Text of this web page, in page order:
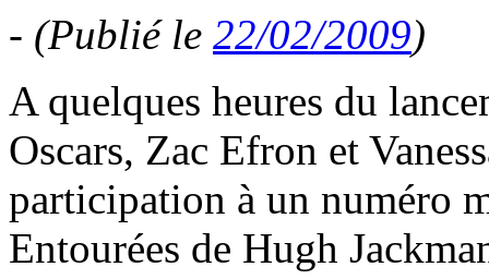
- (Publié le 22/02/2009)
A quelques heures du
Oscars, Zac Efron et
participation à un numéro
Entourées de Hugh